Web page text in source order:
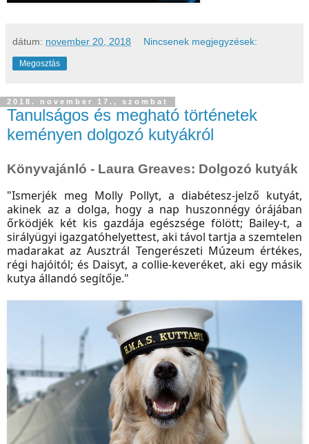
dátum: november 20, 2018 Nincsenek megjegyzések:
Megosztás
2018. november 17., szombat
Tanulságos és megható történetek
keményen dolgozó kutyákról
Könyvajánló - Laura Greaves: Dolgozó ​kutyák
"Ismerjék meg Molly Pollyt, a diabétesz-jelző kutyát,
akinek az a dolga, hogy a nap huszonnégy órájában
őrködjék két kis gazdája egészsége fölött; Bailey-t, a
sirályügyi igazgatóhelyettest, aki távol tartja a szemtelen
madarakat az Ausztrál Tengerészeti Múzeum értékes,
régi hajóitól; és Daisyt, a collie-keveréket, aki egy másik
kutya állandó segítője."